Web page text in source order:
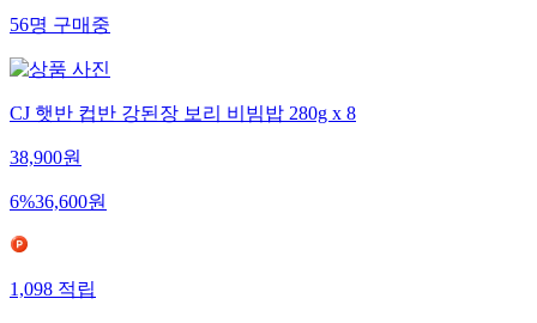
56명구매중
CJ 햇반 컵반 강된장 보리 비빔밥 280g x 8
38,900원
6%36,600원
1,098적립